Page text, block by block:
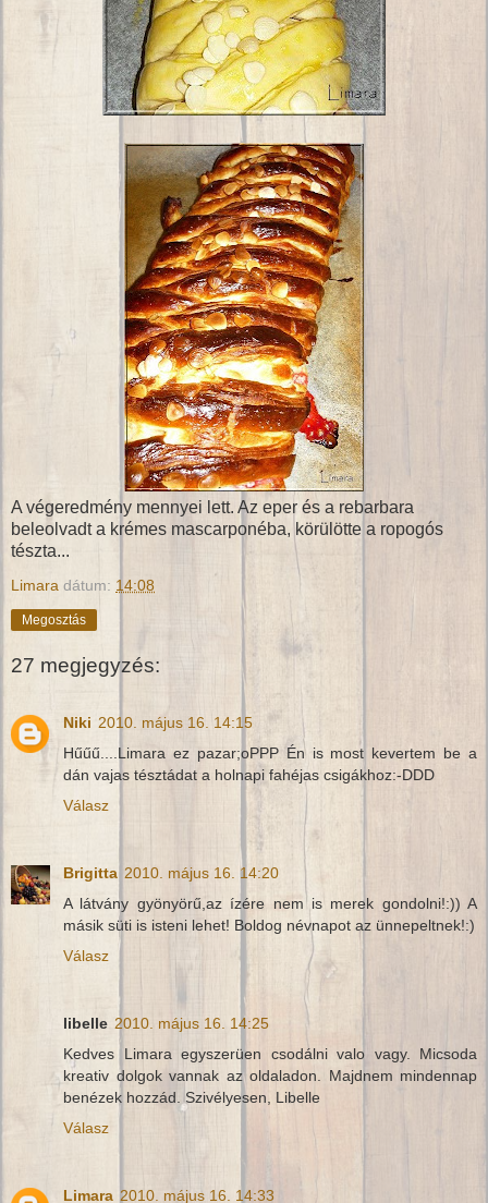
A végeredmény mennyei lett. Az eper és a rebarbara
beleolvadt a krémes mascarponéba, körülötte a ropogós
tészta...
Limara dátum: 14:08
Megosztás
27 megjegyzés:
Niki 2010. május 16. 14:15
Hűűű....Limara ez pazar;oPPP Én is most kevertem be a
dán vajas tésztádat a holnapi fahéjas csigákhoz:-DDD
Válasz
Brigitta 2010. május 16. 14:20
A látvány gyönyörű,az ízére nem is merek gondolni!:)) A
másik süti is isteni lehet! Boldog névnapot az ünnepeltnek!:)
Válasz
libelle 2010. május 16. 14:25
Kedves Limara egyszerüen csodálni valo vagy. Micsoda
kreativ dolgok vannak az oldaladon. Majdnem mindennap
benézek hozzád. Szivélyesen, Libelle
Válasz
Limara 2010. május 16. 14:33